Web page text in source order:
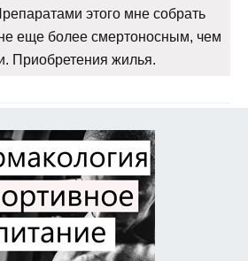
этого мне собрать
еще более смертоносным, чем
Приобретения жилья.